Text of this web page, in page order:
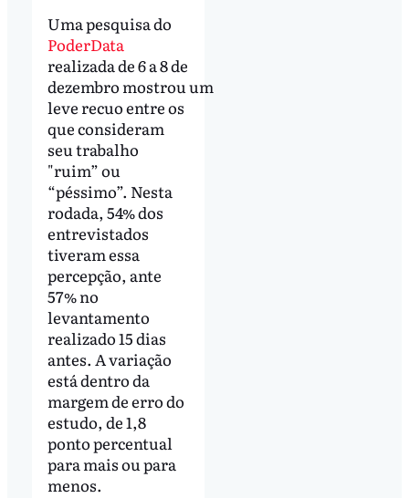
Uma pesquisa do
PoderData
realizada de 6 a 8 de
dezembro mostrou um
leve recuo entre os
que consideram
seu trabalho
"ruim” ou
“péssimo”. Nesta
rodada, 54% dos
entrevistados
tiveram essa
percepção, ante
57% no
levantamento
realizado 15 dias
antes. A variação
está dentro da
margem de erro do
estudo, de 1,8
ponto percentual
para mais ou para
menos.